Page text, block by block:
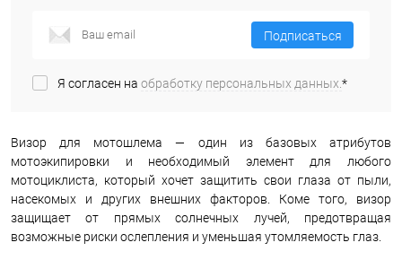
Подписаться
Я согласен на обработку персональных данных.*
Визор для мотошлема — один из базовых атрибутов
мотоэкипировки и необходимый элемент для любого
мотоциклиста, который хочет защитить свои глаза от пыли,
насекомых и других внешних факторов. Коме того, визор
защищает от прямых солнечных лучей, предотвращая
возможные риски ослепления и уменьшая утомляемость глаз.